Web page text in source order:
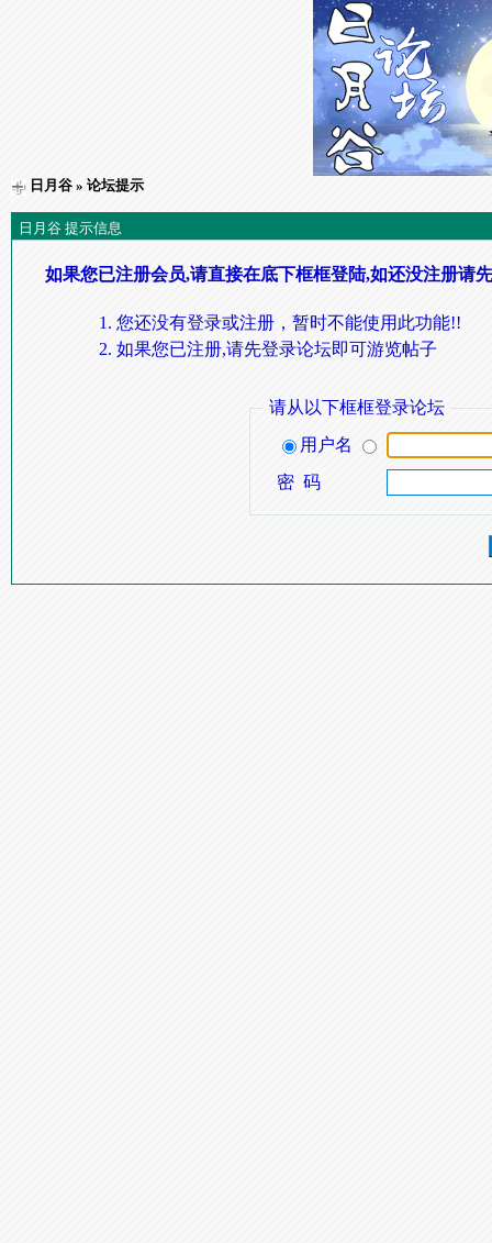
日月谷» 论坛提示
日月谷 提示信息
如果您已注册会员,请直接在底下框框登陆,如还没注册请
您还没有登录或注册，暂时不能使用此功能!!
如果您已注册,请先登录论坛即可游览帖子
请从以下框框登录论坛
用户名
密 码